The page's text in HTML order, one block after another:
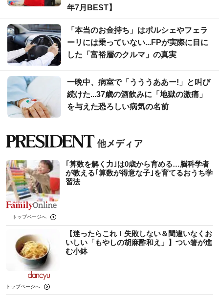
年7月BEST】
「本当のお金持ち」はポルシェやフェラ
ーリには乗っていない...FPが実際に目に
した「富裕層のクルマ」の真実
一晩中、病室で「うううああー!」と叫び
続けた...37歳の酒飲みに「地獄の激痛」
を与えた恐ろしい病気の名前
｢算数を解く力｣は0歳から育める…脳科学者
が教える｢算数が得意な子｣を育てるおうち学
習法
トップページへ
【迷ったらこれ！失敗しない＆間違いなくお
いしい「もやしの胡麻酢和え」】つい箸が進
む小鉢
トップページへ